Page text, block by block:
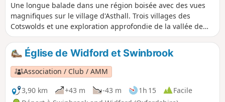
Une longue balade dans une région boisée avec des vues
magnifiques sur le village d'Asthall. Trois villages des
Cotswolds et une exploration approfondie de la vallée de
Windrush.
Église de Widford et Swinbrook
Association / Club / AMM
3,90 km
+43 m -43 m 1h 15
Facile